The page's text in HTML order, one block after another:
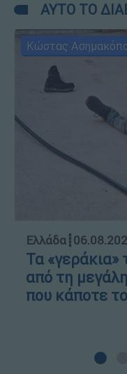
ΑΥΤΟ ΤΟ
Κώστας
Ελλάδα┋
Τα
από τη
που κάποτε